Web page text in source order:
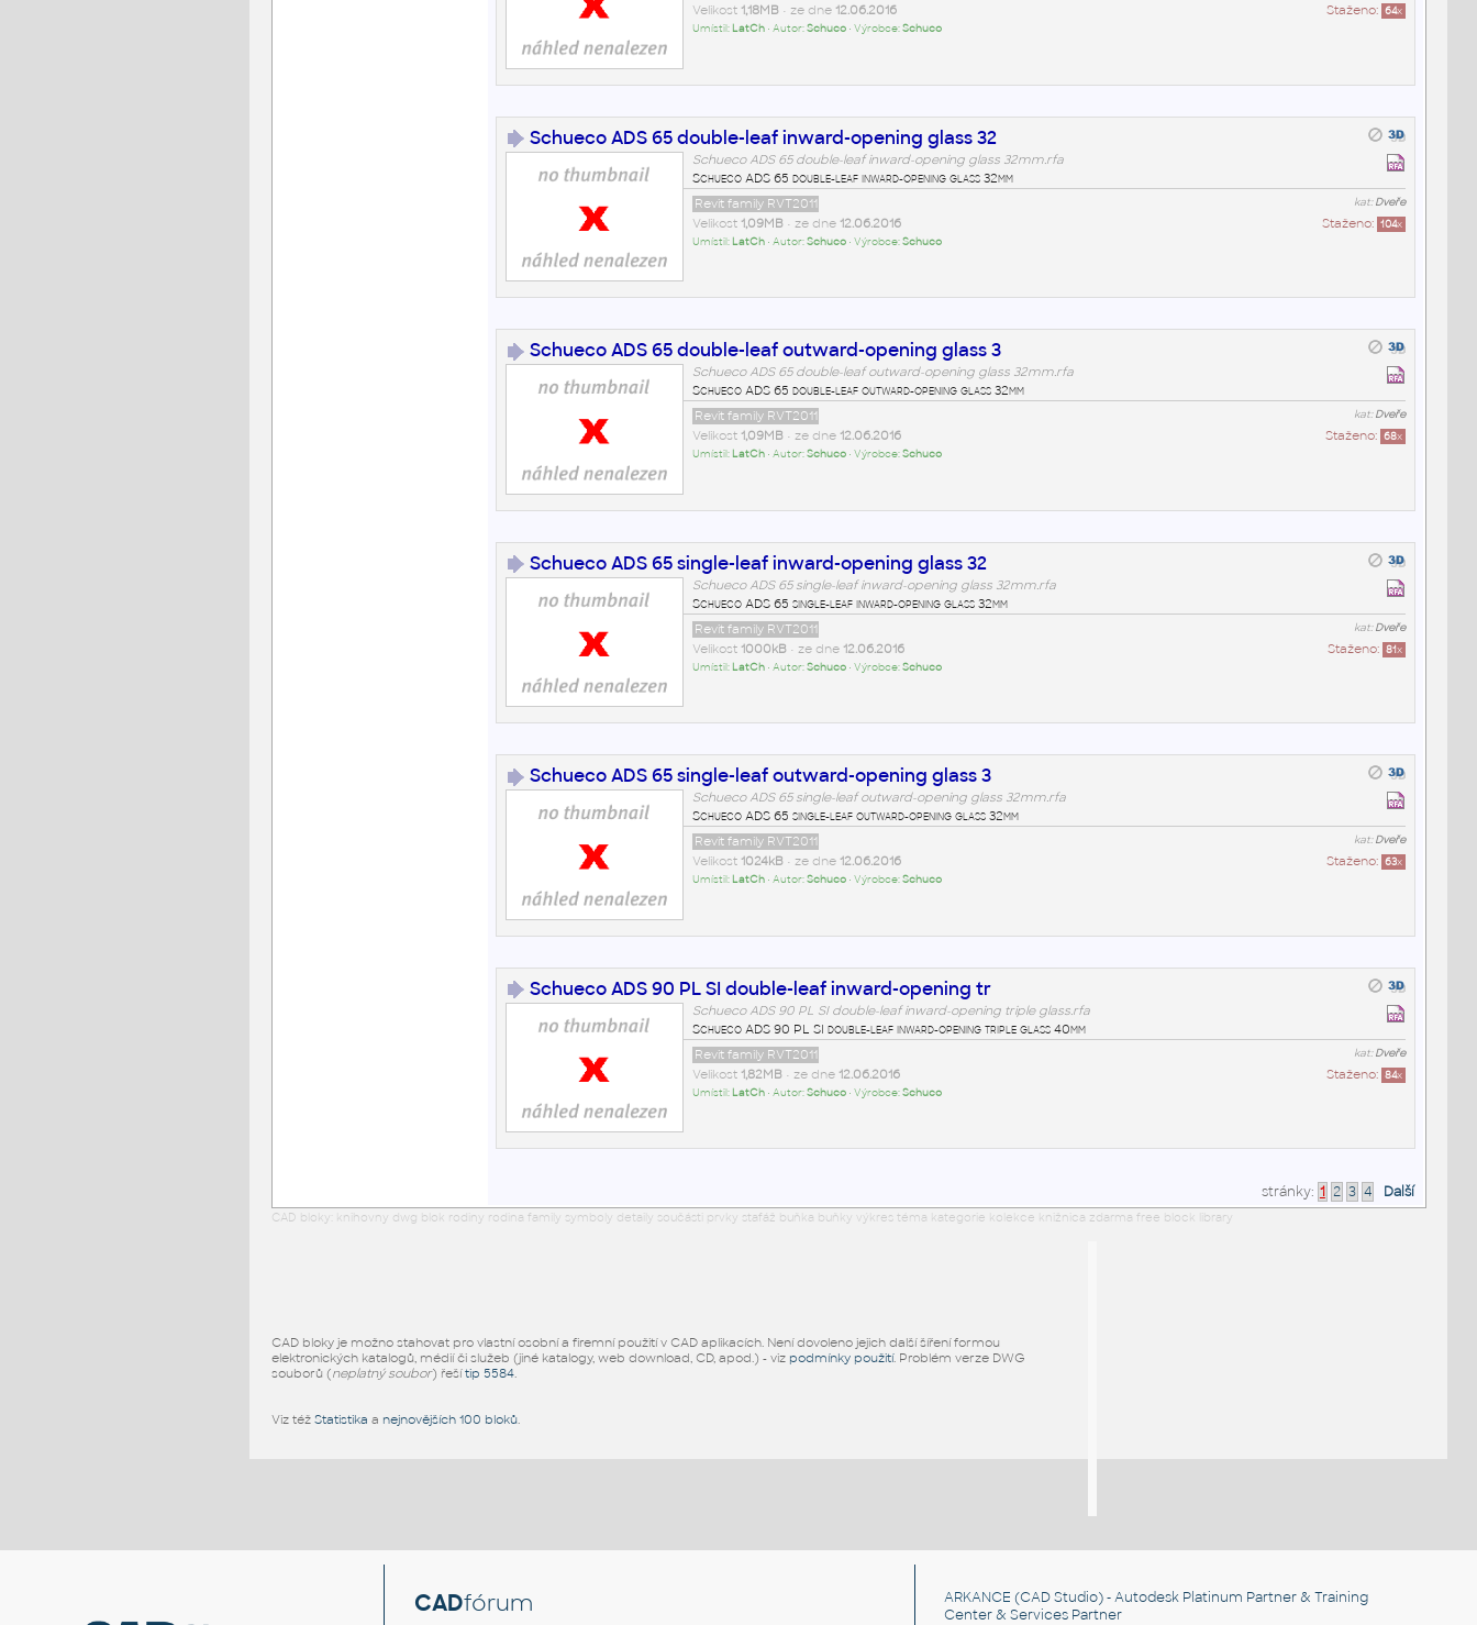
Staženo: 64x
Velikost 1,18MB• ze dne 12.06.2016
Umístil: LatCh• Autor:Schuco• Výrobce:Schuco
Schueco ADS 65 double-leaf inward-opening glass 32
Schueco ADS 65 double-leaf inward-opening glass 32mm.rfa
Schueco ADS 65 double-leaf inward-opening glass 32mm
kat:Dveře
Revit family RVT2011
Staženo: 104x
Velikost 1,09MB• ze dne 12.06.2016
Umístil: LatCh• Autor:Schuco• Výrobce:Schuco
Schueco ADS 65 double-leaf outward-opening glass 3
Schueco ADS 65 double-leaf outward-opening glass 32mm.rfa
Schueco ADS 65 double-leaf outward-opening glass 32mm
kat:Dveře
Revit family RVT2011
Staženo: 68x
Velikost 1,09MB• ze dne 12.06.2016
Umístil: LatCh• Autor:Schuco• Výrobce:Schuco
Schueco ADS 65 single-leaf inward-opening glass 32
Schueco ADS 65 single-leaf inward-opening glass 32mm.rfa
Schueco ADS 65 single-leaf inward-opening glass 32mm
kat:Dveře
Revit family RVT2011
Staženo: 81x
Velikost 1000kB• ze dne 12.06.2016
Umístil: LatCh• Autor:Schuco• Výrobce:Schuco
Schueco ADS 65 single-leaf outward-opening glass 3
Schueco ADS 65 single-leaf outward-opening glass 32mm.rfa
Schueco ADS 65 single-leaf outward-opening glass 32mm
kat:Dveře
Revit family RVT2011
Staženo: 63x
Velikost 1024kB• ze dne 12.06.2016
Umístil: LatCh• Autor:Schuco• Výrobce:Schuco
Schueco ADS 90 PL SI double-leaf inward-opening tr
Schueco ADS 90 PL SI double-leaf inward-opening triple glass.rfa
Schueco ADS 90 PL SI double-leaf inward-opening triple glass 40mm
kat:Dveře
Revit family RVT2011
Staženo: 84x
Velikost 1,82MB• ze dne 12.06.2016
Umístil: LatCh• Autor:Schuco• Výrobce:Schuco
stránky: 1 2 3 4 Další
CAD bloky: knihovny dwg blok rodiny rodina family symboly detaily součásti prvky stafáž buňka buňky výkres téma kategorie kolekce knižnica zdarma free block library
CAD bloky je možno stahovat pro vlastní osobní a firemní použití v CAD aplikacích. Není dovoleno jejich další šíření formou
elektronických katalogů, médií či služeb (jiné katalogy, web download, CD, apod.) - viz podmínky použití. Problém verze DWG
souborů (neplatný soubor) řešítip 5584.
Viz též Statistika a nejnovějších 100 bloků.
CADfórum ARKANCE (CAD Studio) - Autodesk Platinum Partner & Training
Center & Services Partner